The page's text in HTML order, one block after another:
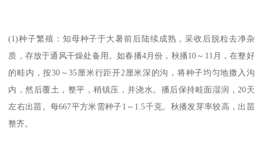
(1)种子繁殖：知母种子于大暑前后陆续成熟，采收后脱粒去净杂
质，存放于通风干燥处备用。如春播4月份，秋播10～11月，在整好
的畦内，按30～35厘米行距开2厘米深的沟，将种子均匀地撒入沟
内，然后覆土，整平，稍镇压，并浇水。播后保持畦面湿润，20天
左右出苗。每667平方米需种子1～1.5千克。秋播发芽率较高，出苗
整齐。